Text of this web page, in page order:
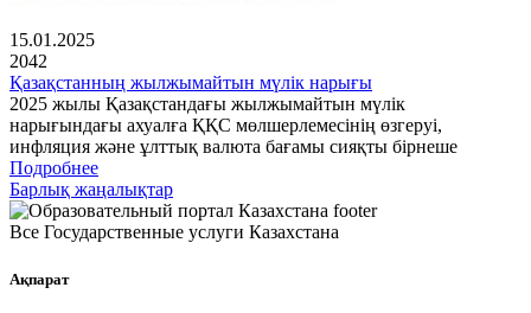
15.01.2025
2042
Қазақстанның жылжымайтын мүлік нарығы
2025 жылы Қазақстандағы жылжымайтын мүлік
нарығындағы ахуалға ҚҚС мөлшерлемесінің өзгеруі,
инфляция және ұлттық валюта бағамы сияқты бірнеше
Подробнее
Барлық жаңалықтар
Все Государственные услуги Казахстана
Ақпарат